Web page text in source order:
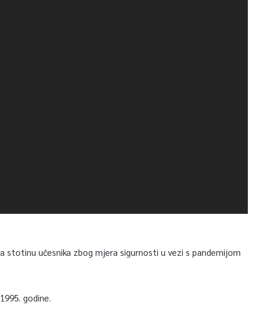
stotinu učesnika zbog mjera sigurnosti u vezi s pandemijom
godine.